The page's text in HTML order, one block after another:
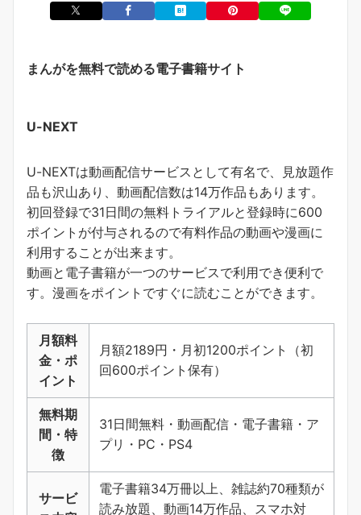
まんがを無料で読める電子書籍サイト
U-NEXT
U-NEXTは動画配信サービスとして有名で、見放題作
品も沢山あり、動画配信数は14万作品もあります。
初回登録で31日間の無料トライアルと登録時に600
ポイントが付与されるので有料作品の動画や漫画に
利用することが出来ます。
動画と電子書籍が一つのサービスで利用でき便利で
す。 漫画をポイントですぐに読むことができます。
月額料
金・ポ
イント
月額2189円・月初1200ポイント（初
回600ポイント保有）
無料期
間・特
徴
31日間無料・動画配信・電子書籍・ア
プリ・PC・PS4
サービ
電子書籍34万冊以上、雑誌約70種類が
読み放題、動画14万作品、スマホ対